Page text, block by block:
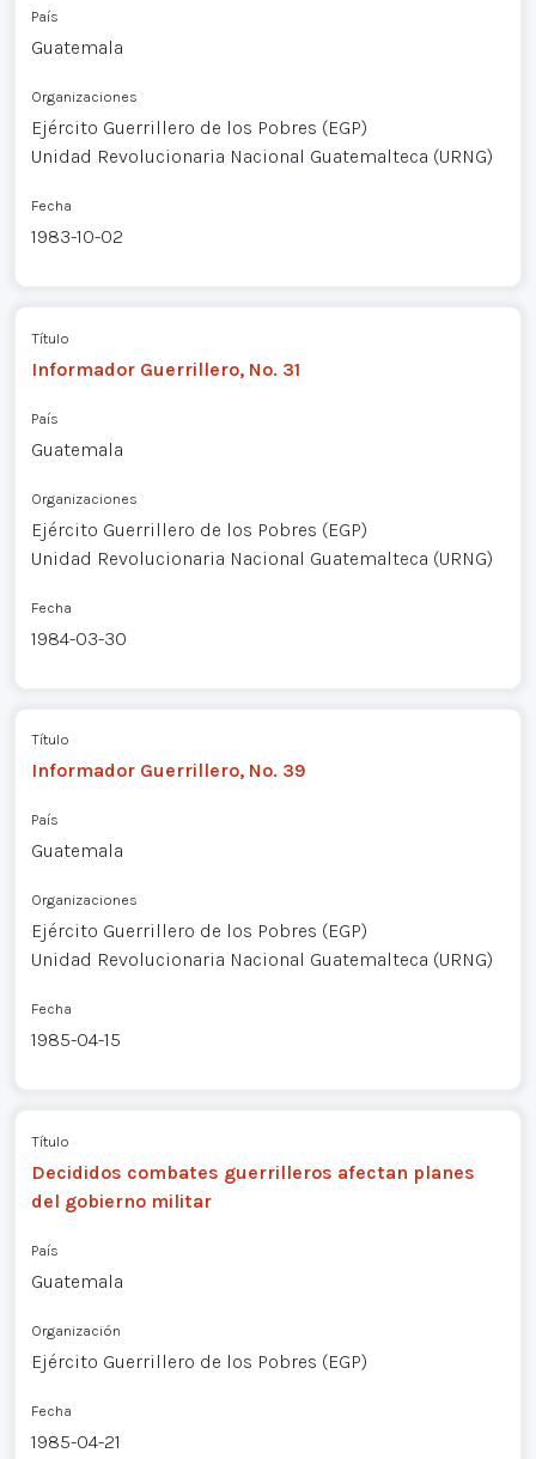
País
Guatemala
Organizaciones
Ejército Guerrillero de los Pobres (EGP)
Unidad Revolucionaria Nacional Guatemalteca (URNG)
Fecha
1983-10-02
Título
Informador Guerrillero, No. 31
País
Guatemala
Organizaciones
Ejército Guerrillero de los Pobres (EGP)
Unidad Revolucionaria Nacional Guatemalteca (URNG)
Fecha
1984-03-30
Título
Informador Guerrillero, No. 39
País
Guatemala
Organizaciones
Ejército Guerrillero de los Pobres (EGP)
Unidad Revolucionaria Nacional Guatemalteca (URNG)
Fecha
1985-04-15
Título
Decididos combates guerrilleros afectan planes
del gobierno militar
País
Guatemala
Organización
Ejército Guerrillero de los Pobres (EGP)
Fecha
1985-04-21